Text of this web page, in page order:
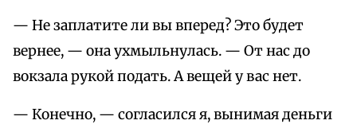
— Не заплатите ли вы вперед? Это будет
вернее, — она ухмыльнулась. — От нас до
вокзала рукой подать. А вещей у вас нет.
— Конечно, — согласился я, вынимая деньги